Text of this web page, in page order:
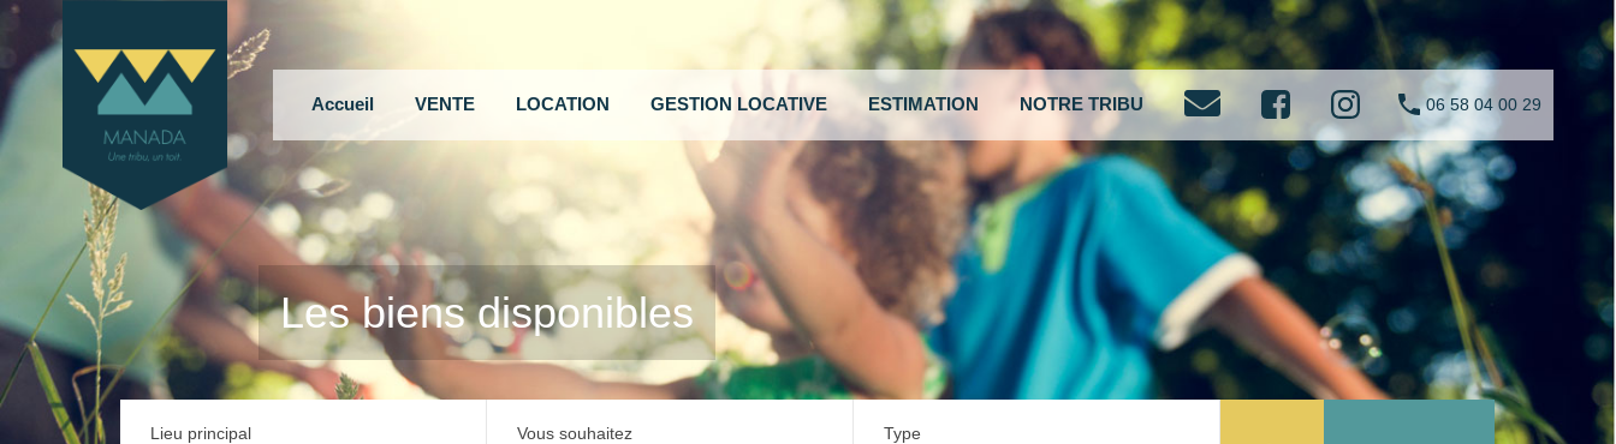
Accueil VENTE LOCATION GESTION LOCATIVE ESTIMATION NOTRE TRIBU 06 58 04 00 29
Les biens disponibles
Lieu principal Vous souhaitez Type